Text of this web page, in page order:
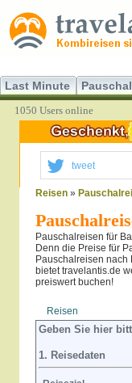
Last Minute
1050 Users online
tweet
Reisen »
Pauschalreisen für
Denn die Preise für
Pauschalreisen nach
bietet travelantis.de
preiswert buchen!
Reisen
Geben Sie hier
1. Reisedaten